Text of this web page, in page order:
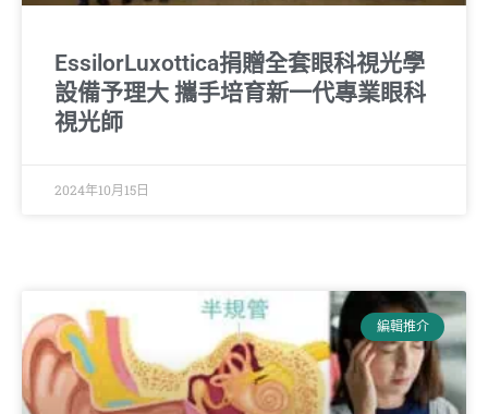
EssilorLuxottica捐贈全套眼科視光學
設備予理大 攜手培育新一代專業眼科
視光師
2024年10月15日
編輯推介